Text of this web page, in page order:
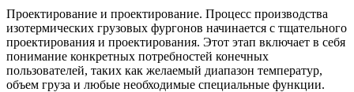
Проектирование и проектирование. Процесс производства
изотермических грузовых фургонов начинается с тщательного
проектирования и проектирования. Этот этап включает в себя
понимание конкретных потребностей конечных
пользователей, таких как желаемый диапазон температур,
объем груза и любые необходимые специальные функции.